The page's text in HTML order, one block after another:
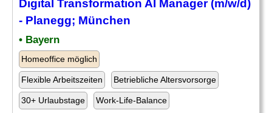
Digital Transformation AI Manager(m/w/d)
- Planegg; München
• Bayern
Homeoffice möglich
Flexible Arbeitszeiten Betriebliche Altersvorsorge
30+ Urlaubstage Work-Life-Balance